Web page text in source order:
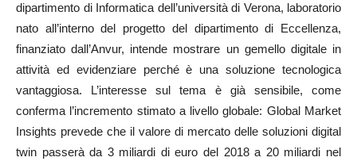
dipartimento di Informatica dell’università di Verona, laboratorio
nato all’interno del progetto del dipartimento di Eccellenza,
finanziato dall’Anvur, intende mostrare un gemello digitale in
attività ed evidenziare perché è una soluzione tecnologica
vantaggiosa. L’interesse sul tema è già sensibile, come
conferma l’incremento stimato a livello globale: Global Market
Insights prevede che il valore di mercato delle soluzioni digital
twin passerà da 3 miliardi di euro del 2018 a 20 miliardi nel